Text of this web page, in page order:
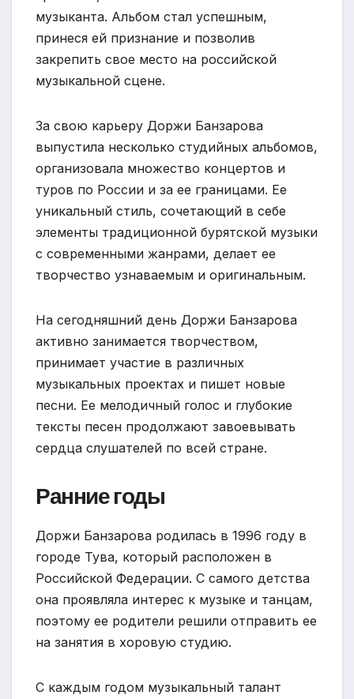
музыканта. Альбом стал успешным,
принеся ей признание и позволив
закрепить свое место на российской
музыкальной сцене.
За свою карьеру Доржи Банзарова
выпустила несколько студийных альбомов,
организовала множество концертов и
туров по России и за ее границами. Ее
уникальный стиль, сочетающий в себе
элементы традиционной бурятской музыки
с современными жанрами, делает ее
творчество узнаваемым и оригинальным.
На сегодняшний день Доржи Банзарова
активно занимается творчеством,
принимает участие в различных
музыкальных проектах и пишет новые
песни. Ее мелодичный голос и глубокие
тексты песен продолжают завоевывать
сердца слушателей по всей стране.
Ранние годы
Доржи Банзарова родилась в 1996 году в
городе Тува, который расположен в
Российской Федерации. С самого детства
она проявляла интерес к музыке и танцам,
поэтому ее родители решили отправить ее
на занятия в хоровую студию.
С каждым годом музыкальный талант